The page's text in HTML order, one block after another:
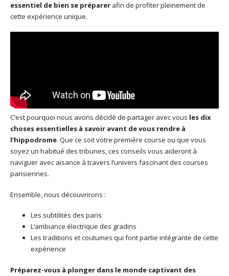
essentiel de bien se préparer afin de profiter pleinement de
cette expérience unique.
C’est pourquoi nous avons décidé de partager avec vous les dix
choses essentielles à savoir avant de vous rendre à
l’hippodrome. Que ce soit votre première course ou que vous
soyez un habitué des tribunes, ces conseils vous aideront à
naviguer avec aisance à travers l’univers fascinant des courses
parisiennes.
Ensemble, nous découvrirons :
Les subtilités des paris
L’ambiance électrique des gradins
Les traditions et coutumes qui font partie intégrante de cette
expérience
Préparez-vous à plonger dans le monde captivant des